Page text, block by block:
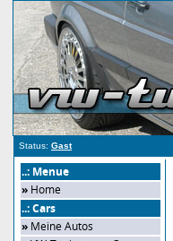
Status: Gast
..: Menue
» Home
..: Cars
» Meine Autos